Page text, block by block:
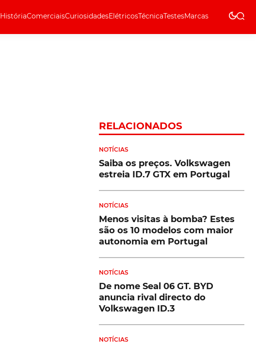
HistóriaComerciaisCuriosidadesElétricosTécnicaTestesMarcas
RELACIONADOS
NOTÍCIAS
Saiba os preços. Volkswagen
estreia ID.7 GTX em Portugal
NOTÍCIAS
Menos visitas à bomba? Estes
são os 10 modelos com maior
autonomia em Portugal
NOTÍCIAS
De nome Seal 06 GT. BYD
anuncia rival directo do
Volkswagen ID.3
NOTÍCIAS